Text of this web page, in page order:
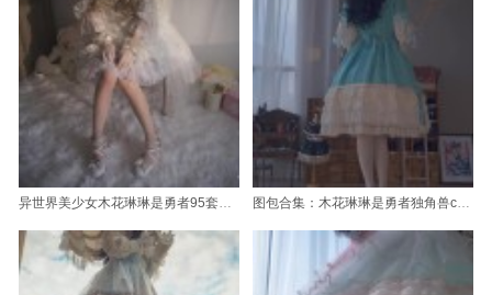
异世界美少女木花琳琳是勇者95套百度云原图，重回魔法冒险 图包合集：木花琳琳是勇者独角兽cosplay集锦